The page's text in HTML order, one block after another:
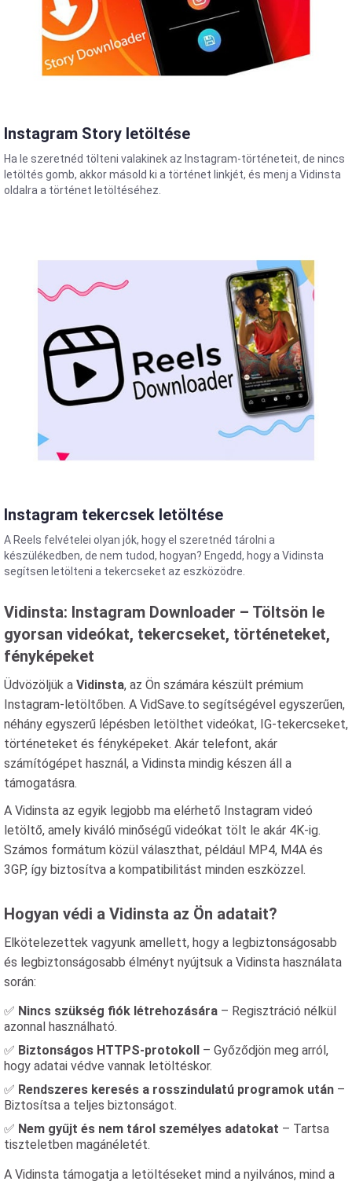
Instagram Story letöltése
Ha le szeretnéd tölteni valakinek az Instagram-történeteit, de nincs
letöltés gomb, akkor másold ki a történet linkjét, és menj a Vidinsta
oldalra a történet letöltéséhez.
Instagram tekercsek letöltése
A Reels felvételei olyan jók, hogy el szeretnéd tárolni a
készülékedben, de nem tudod, hogyan? Engedd, hogy a Vidinsta
segítsen letölteni a tekercseket az eszközödre.
Vidinsta: Instagram Downloader – Töltsön le
gyorsan videókat, tekercseket, történeteket,
fényképeket
Üdvözöljük a Vidinsta, az Ön számára készült prémium
Instagram-letöltőben. A VidSave.to segítségével egyszerűen,
néhány egyszerű lépésben letölthet videókat, IG-tekercseket,
történeteket és fényképeket. Akár telefont, akár
számítógépet használ, a Vidinsta mindig készen áll a
támogatásra.
A Vidinsta az egyik legjobb ma elérhető Instagram videó
letöltő, amely kiváló minőségű videókat tölt le akár 4K-ig.
Számos formátum közül választhat, például MP4, M4A és
3GP, így biztosítva a kompatibilitást minden eszközzel.
Hogyan védi a Vidinsta az Ön adatait?
Elkötelezettek vagyunk amellett, hogy a legbiztonságosabb
és legbiztonságosabb élményt nyújtsuk a Vidinsta használata
során:
✅ Nincs szükség fiók létrehozására – Regisztráció nélkül
azonnal használható.
✅ Biztonságos HTTPS-protokoll
– Győződjön meg arról,
hogy adatai védve vannak letöltéskor.
✅ Rendszeres keresés a rosszindulatú programok után –
Biztosítsa a teljes biztonságot.
✅ Nem gyűjt és nem tárol személyes adatokat – Tartsa
tiszteletben magánéletét.
A Vidinsta támogatja a letöltéseket mind a nyilvános, mind a